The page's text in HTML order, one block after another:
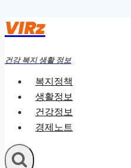
Skip
to
content
VIRz
건강 복지 생활 정보
복지정책
생활정보
건강정보
경제노트